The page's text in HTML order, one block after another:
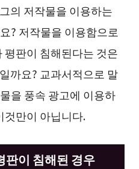
의 저작물을 이용하는
? 저작물을 이용함으로
판이 침해된다는 것은
까요? 교과서적으로 말
을 풍속 광고에 이용하
것만이 아닙니다.
판이 침해된 경우